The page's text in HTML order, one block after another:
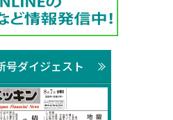
号ダイジェスト